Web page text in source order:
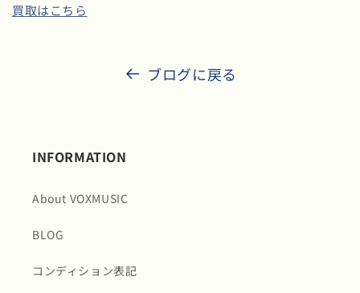
買取はこちら
ブログに戻る
INFORMATION
About VOXMUSIC
BLOG
コンディション表記